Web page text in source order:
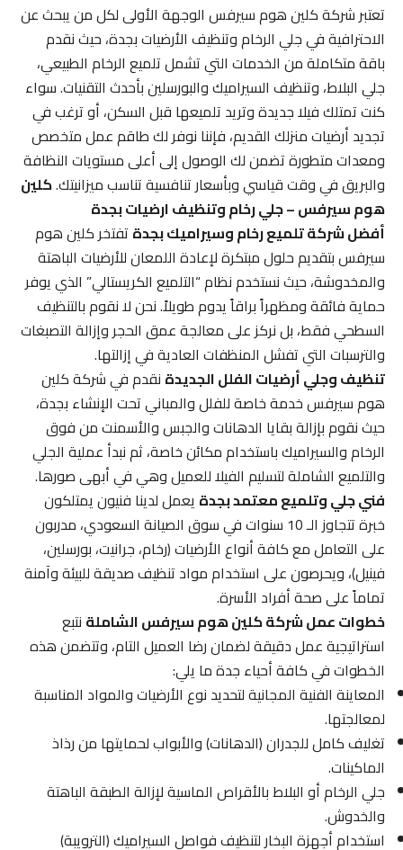
تعتبر شركة كلين هوم سيرفس الوجهة الأولى لكل من يبحث عن
الاحترافية في جلي الرخام وتنظيف الأرضيات بجدة، حيث نقدم
باقة متكاملة من الخدمات التي تشمل تلميع الرخام الطبيعي،
جلي البلاط، وتنظيف السيراميك والبورسلين بأحدث التقنيات. سواء
كنت تمتلك فيلا جديدة وتريد تلميعها قبل السكن، أو ترغب في
تجديد أرضيات منزلك القديم، فإننا نوفر لك طاقم عمل متخصص
ومعدات متطورة تضمن لك الوصول إلى أعلى مستويات النظافة
والبريق في وقت قياسي وبأسعار تنافسية تناسب ميزانيتك.كلين
هوم سيرفس – جلي رخام وتنظيف ارضيات بجدة
أفضل شركة تلميع رخام وسيراميك بجدةتفتخر كلين هوم
سيرفس بتقديم حلول مبتكرة لإعادة اللمعان للأرضيات الباهتة
والمخدوشة، حيث نستخدم نظام “التلميع الكريستالي” الذي يوفر
حماية فائقة ومظهراً براقاً يدوم طويلاً. نحن لا نقوم بالتنظيف
السطحي فقط، بل نركز على معالجة عمق الحجر وإزالة التصبغات
والترسبات التي تفشل المنظفات العادية في إزالتها.
تنظيف وجلي أرضيات الفلل الجديدةنقدم في شركة كلين
هوم سيرفس خدمة خاصة للفلل والمباني تحت الإنشاء بجدة،
حيث نقوم بإزالة بقايا الدهانات والجبس والأسمنت من فوق
الرخام والسيراميك باستخدام مكائن خاصة، ثم نبدأ عملية الجلي
والتلميع الشاملة لتسليم الفيلا للعميل وهي في أبهى صورها.
فني جلي وتلميع معتمد بجدةيعمل لدينا فنيون يمتلكون
خبرة تتجاوز الـ 10 سنوات في سوق الصيانة السعودي، مدربون
على التعامل مع كافة أنواع الأرضيات (رخام، جرانيت، بورسلين،
فينيل)، ويحرصون على استخدام مواد تنظيف صديقة للبيئة وآمنة
تماماً على صحة أفراد الأسرة.
خطوات عمل شركة كلين هوم سيرفس الشاملةنتبع
استراتيجية عمل دقيقة لضمان رضا العميل التام، وتتضمن هذه
الخطوات في كافة أحياء جدة ما يلي:
المعاينة الفنية المجانية لتحديد نوع الأرضيات والمواد المناسبة
لمعالجتها.
تغليف كامل للجدران (الدهانات) والأبواب لحمايتها من رذاذ
الماكينات.
جلي الرخام أو البلاط بالأقراص الماسية لإزالة الطبقة الباهتة
والخدوش.
استخدام أجهزة البخار لتنظيف فواصل السيراميك (الترويبة)